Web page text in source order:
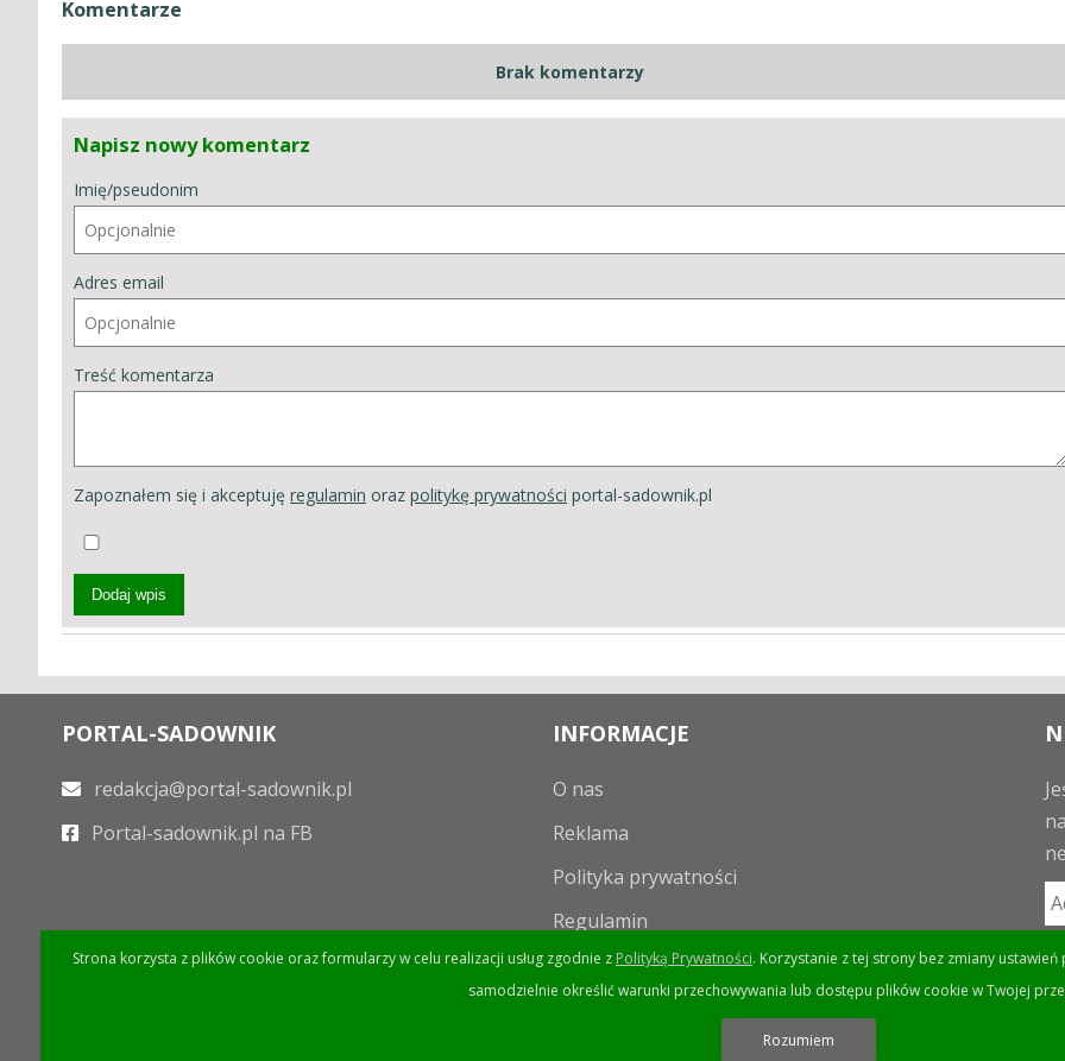
Komentarze
Brak komentarzy
Napisz nowy komentarz
Imię/pseudonim
Adres email
Treść komentarza
Zapoznałem się i akceptuję regulamin oraz politykę prywatności portal-sadownik.pl
Dodaj wpis
PORTAL-SADOWNIK
redakcja@portal-sadownik.pl
Portal-sadownik.pl na FB
INFORMACJE
O nas
Reklama
Polityka prywatności
Regulamin
Wykonanie Avin.pl
Strona korzysta z plików cookie oraz formularzy w celu realizacji usług zgodnie z Polityką Prywatności. Korzystanie z tej strony bez zmiany
samodzielnie określić warunki przechowywania lub dostępu plików cookie w Twojej
Rozumiem